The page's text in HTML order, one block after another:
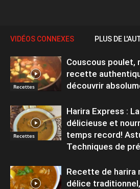
VIDÉOS CONNEXES PLUS DE
Recettes
Couscous poulet,
recette
découvrir
Recettes
Harira Express :
délicieuse et
temps record!
Techniques de
Recette de harira
délice